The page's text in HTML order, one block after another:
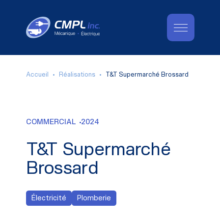
Accueil Réalisations T&T Supermarché Brossard
COMMERCIAL 2024
T&T Supermarché
Brossard
Électricité Plomberie